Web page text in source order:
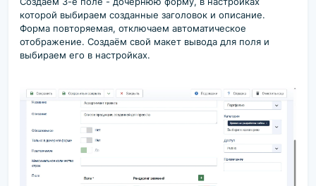
которой выбираем созданные заголовок и описание.
Форма повторяемая, отключаем автоматическое
отображение. Создаём свой макет вывода для поля и
выбираем его в настройках.